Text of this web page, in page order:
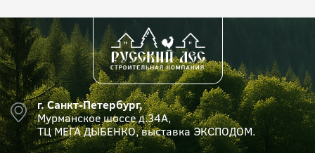
г. Санкт-Петербург,
Мурманское шоссе д.34А,
ТЦ МЕГА ДЫБЕНКО, выставка ЭКСПОДОМ.